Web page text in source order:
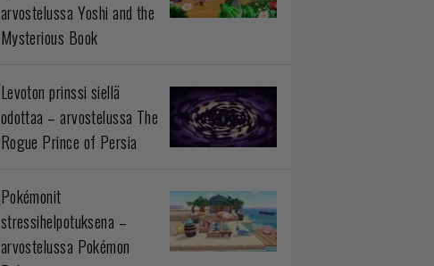
arvostelussa Yoshi and the
Mysterious Book
Levoton prinssi siellä
odottaa – arvostelussa The
Rogue Prince of Persia
Pokémonit
stressihelpotuksena –
arvostelussa Pokémon